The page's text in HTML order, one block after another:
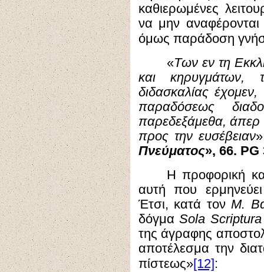
καθιερωμένες
να μην
όμως παράδοση
«Των εν τη
και
διδασκαλίας
παραδόσεως
παρεδεξάμεθα, άπερ
προς την ευσέβειαν
Πνεύματος», 66. PG
Η προφορική
αυτή που
Έτσι, κατά τον Μ.
δόγμα Sola Scriptura
της άγραφης
αποτέλεσμα την
πίστεως»[12]: